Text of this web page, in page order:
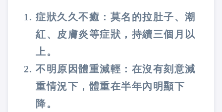
症狀久久不癒：莫名的拉肚子、潮
紅、皮膚炎等症狀，持續三個月以
上。
不明原因體重減輕：在沒有刻意減
重情況下，體重在半年內明顯下
降。